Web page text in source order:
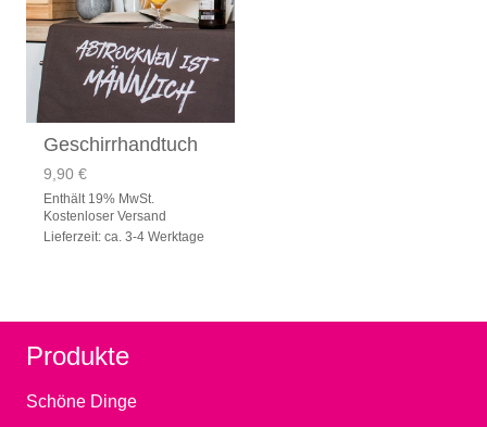
Geschirrhandtuch
9,90 €
Enthält 19% MwSt.
Kostenloser Versand
Lieferzeit: ca. 3-4 Werktage
Produkte
Schöne Dinge